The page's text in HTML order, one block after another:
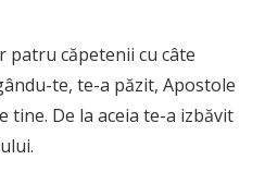
patru căpetenii cu câte
te, te-a păzit, Apostole
tine. De la aceia te-a izbăvit